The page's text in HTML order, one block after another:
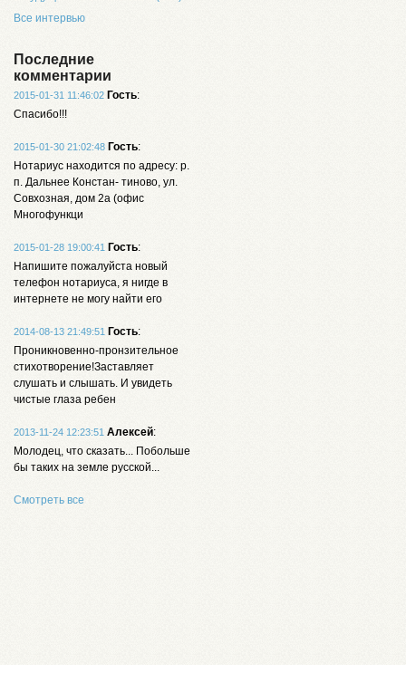
Все интервью
Последние
комментарии
2015-01-31 11:46:02 Гость:
Спасибо!!!
2015-01-30 21:02:48 Гость:
Нотариус находится по адресу: р.
п. Дальнее Констан- тиново, ул.
Совхозная, дом 2а (офис
Многофункци
2015-01-28 19:00:41 Гость:
Напишите пожалуйста новый
телефон нотариуса, я нигде в
интернете не могу найти его
2014-08-13 21:49:51 Гость:
Проникновенно-пронзительное
стихотворение!Заставляет
слушать и слышать. И увидеть
чистые глаза ребен
2013-11-24 12:23:51 Алексей:
Молодец, что сказать... Побольше
бы таких на земле русской...
Смотреть все